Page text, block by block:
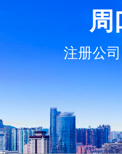
周
注册公